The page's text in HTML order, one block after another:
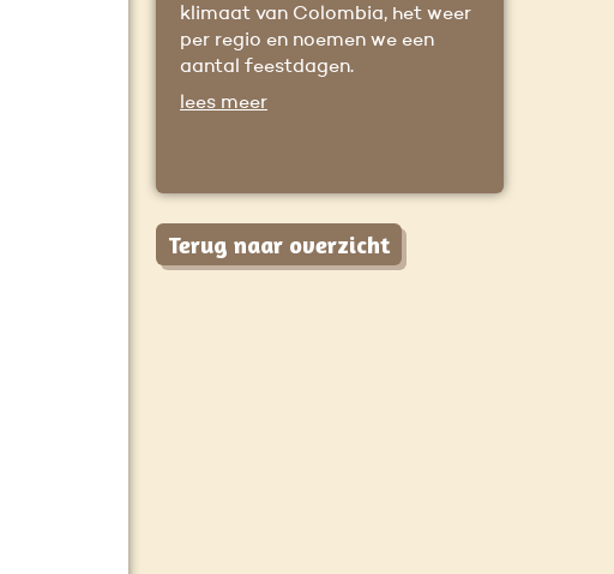
klimaat van Colombia, het weer
per regio en noemen we een
aantal feestdagen.
lees meer
Terug naar overzicht